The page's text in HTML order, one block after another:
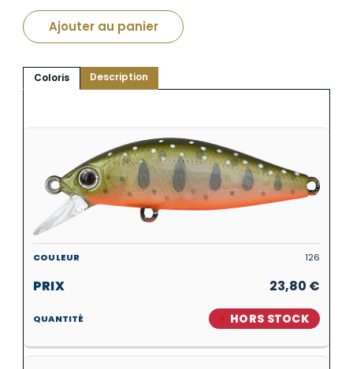
Ajouter au panier
Coloris Description
126
23,80 €
HORS STOCK